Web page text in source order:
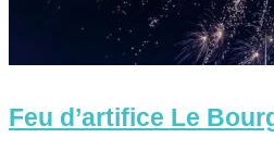
Feu d’artifice Le